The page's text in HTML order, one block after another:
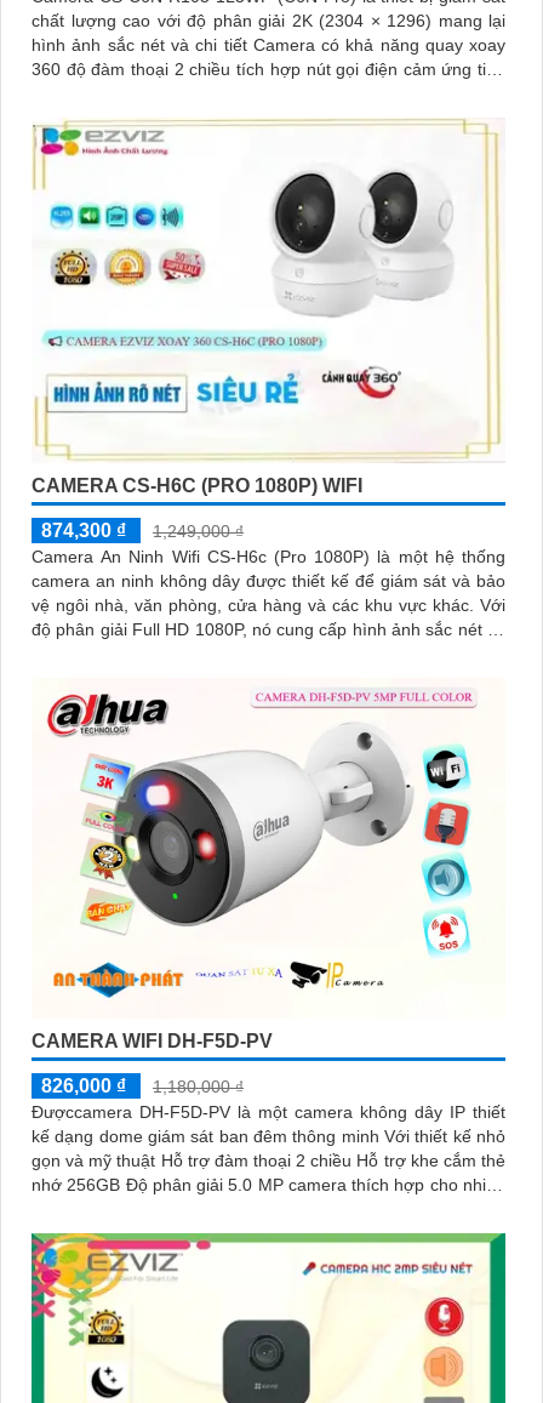
chất lượng cao với độ phân giải 2K (2304 × 1296) mang lại
hình ảnh sắc nét và chi tiết Camera có khả năng quay xoay
360 độ đàm thoại 2 chiều tích hợp nút gọi điện cảm ứng tiện
được trang bị công nghệ phát hiện chuyển động thông minh
tăng cường an ninh cho không gian của bạn. Loại Camera
quan sát Wifi Không Dây CS-C6N-R105-1L3WF 3
CAMERA CS-H6C (PRO 1080P) WIFI
874,300 ₫
1,249,000 ₫
Camera An Ninh Wifi CS-H6c (Pro 1080P) là một hệ thống
camera an ninh không dây được thiết kế để giám sát và bảo
vệ ngôi nhà, văn phòng, cửa hàng và các khu vực khác. Với
độ phân giải Full HD 1080P, nó cung cấp hình ảnh sắc nét và
CAMERA WIFI DH-F5D-PV
826,000 ₫
1,180,000 ₫
Đượccamera DH-F5D-PV là một camera không dây IP thiết
kế dạng dome giám sát ban đêm thông minh Với thiết kế nhỏ
gọn và mỹ thuật Hỗ trợ đàm thoại 2 chiều Hỗ trợ khe cắm thẻ
nhớ 256GB Độ phân giải 5.0 MP camera thích hợp cho nhiều